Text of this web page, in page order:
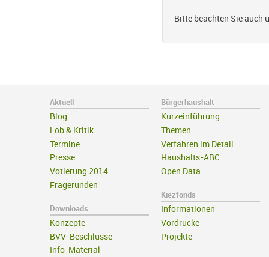
Bitte beachten Sie auch
Aktuell
Blog
Lob & Kritik
Termine
Presse
Votierung 2014
Fragerunden
Downloads
Konzepte
BVV-Beschlüsse
Info-Material
Bürgerhaushalt
Kurzeinführung
Themen
Verfahren im Detail
Haushalts-ABC
Open Data
Kiezfonds
Informationen
Vordrucke
Projekte